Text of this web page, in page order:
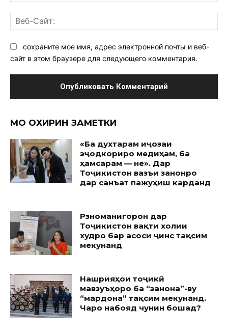
сохраните мое имя, адрес электронной почты и веб-
сайт в этом браузере для следующего комментария.
МО ОХИРИН ЗАМЕТКИ
«Ба духтарам иҷозаи
эҷодкориро медиҳам, ба
ҳамсарам — не». Дар
Тоҷикистон вазъи занонро
дар санъат пажуҳиш карданд
Рӯзноманигорон дар
Тоҷикистон вақти холии
худро бар асоси ҷинс тақсим
мекунанд
Нашрияҳои тоҷикӣ
мавзуъҳоро ба “занона”-ву
“мардона” тақсим мекунанд.
Чаро набояд чунин бошад?